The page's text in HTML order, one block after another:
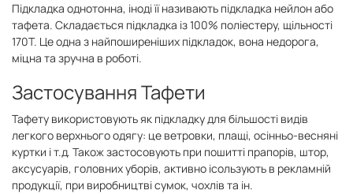
Підкладка однотонна, іноді її називають підкладка нейлон або
тафета. Складається підкладка із 100% поліестеру, щільності
170Т. Це одна з найпоширеніших підкладок, вона недорога,
міцна та зручна в роботі.
Застосування Тафети
Тафету використовують як підкладку для більшості видів
легкого верхнього одягу: це ветровки, плащі, осінньо-весняні
куртки і т.д. Також застосовують при пошитті прапорів, штор,
аксусуарів, головних уборів, активно ісользують в рекламній
продукції, при виробництві сумок, чохлів та ін.